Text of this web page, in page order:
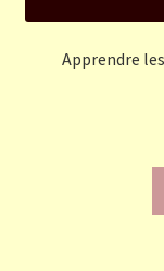
Apprendre